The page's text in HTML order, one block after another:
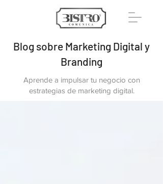
Blog sobre Marketing Digital y
Branding
Aprende a impulsar tu negocio con
estrategias de marketing digital.